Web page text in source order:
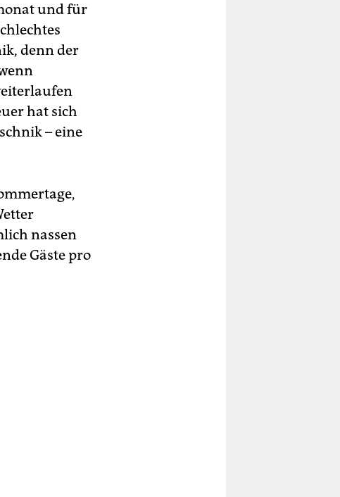
und für
denn der
hat sich
– eine
nassen
Gäste pro